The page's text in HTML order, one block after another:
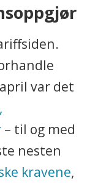
var det
– til og med
nesten
kravene,